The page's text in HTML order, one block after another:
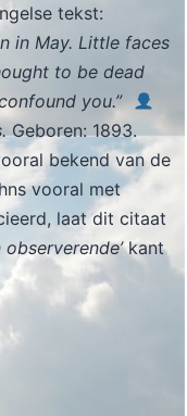
tekst:
in May. Little faces
to be dead
you.”
Geboren: 1893.
bekend van de
vooral met
laat dit citaat
observerende’kant